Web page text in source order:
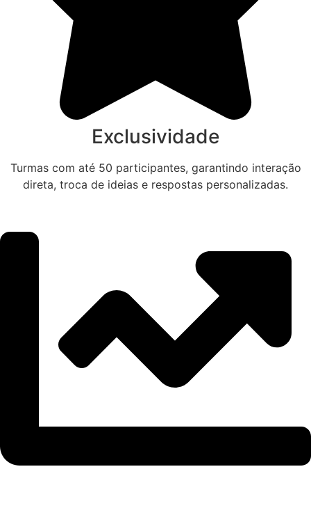
Exclusividade
Turmas com até 50 participantes, garantindo interação
direta, troca de ideias e respostas personalizadas.